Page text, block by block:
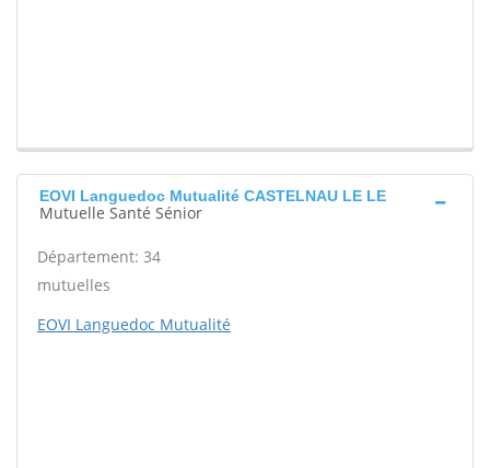
EOVI Languedoc Mutualité CASTELNAU LE LE
Mutuelle Santé Sénior
Département: 34
mutuelles
EOVI Languedoc Mutualité